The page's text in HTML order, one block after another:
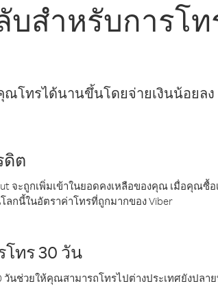
บสำหรับการโ
ณโทรได้นานขึ้นโดยจ่ายเงินน้อยล
ดิต
จะถูกเพิ่มเข้าในยอดคงเหลือของคุณ เมื่อคุณ
ลกนี้ในอัตราค่าโทรที่ถูกมากของ Viber
ทร 30 วัน
วันช่วยให้คุณสามารถโทรไปต่างประเทศยังปล